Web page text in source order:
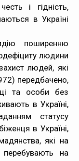
і гідність,
в Україні
поширенню
людини
людей, які
передбачено,
та особи без
в Україні,
статусу
в Україні,
які на
перебувають на